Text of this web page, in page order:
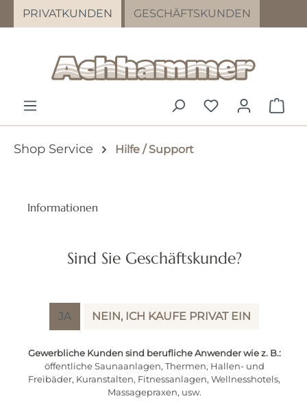
Zum Hauptinhalt springen
PRIVATKUNDEN GESCHÄFTSKUNDEN
Sind Sie Geschäftskunde?
JA NEIN, ICH KAUFE PRIVAT EIN
Gewerbliche Kunden sind berufliche Anwender wie z. B.:
öffentliche Saunaanlagen, Thermen, Hallen- und
Freibäder, Kuranstalten, Fitnessanlagen, Wellnesshotels,
Massagepraxen, usw.
DU HAST 0
Shop Service Hilfe / Support
Informationen
Registrierung gewerblicher Kunde
Über uns
Zahlungsmöglichkeiten
Kontakt
Lieferung / Versand